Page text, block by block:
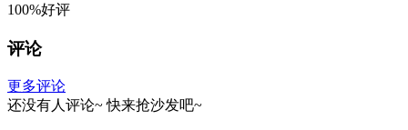
100%好评
评论
更多评论
还没有人评论~ 快来抢沙发吧~